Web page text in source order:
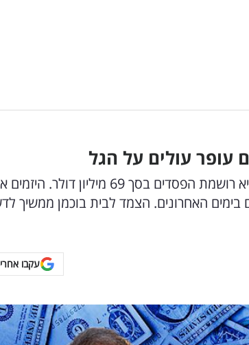
עופר עולים על הגל
כוכבת הרשימה אמנם לגמרי בטוחה בפסגה, אולם השבוע היא רושמת הפסדים בסך 69 מיליון
בימים האחרונים. הצמד לבית בוכמן ממשיך
עקבו